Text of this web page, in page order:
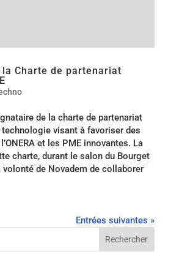
Charte de partenariat
de la charte de partenariat
technologie visant à favoriser des
et les PME innovantes. La
charte, durant le salon du Bourget
de Novadem de collaborer
Entrées suivantes »